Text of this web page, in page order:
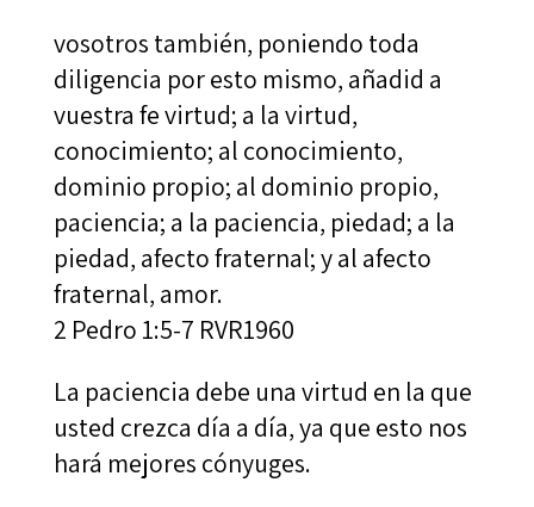
vosotros también, poniendo toda
diligencia por esto mismo, añadid a
vuestra fe virtud; a la virtud,
conocimiento; al conocimiento,
dominio propio; al dominio propio,
paciencia; a la paciencia, piedad; a la
piedad, afecto fraternal; y al afecto
fraternal, amor.
2 Pedro 1:5‭-‬7 RVR1960
La paciencia debe una virtud en la que
usted crezca día a día, ya que esto nos
hará mejores cónyuges.